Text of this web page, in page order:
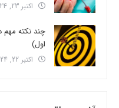
اکتبر 23, 2024
چند نکته
اول)
اکتبر 22, 2024